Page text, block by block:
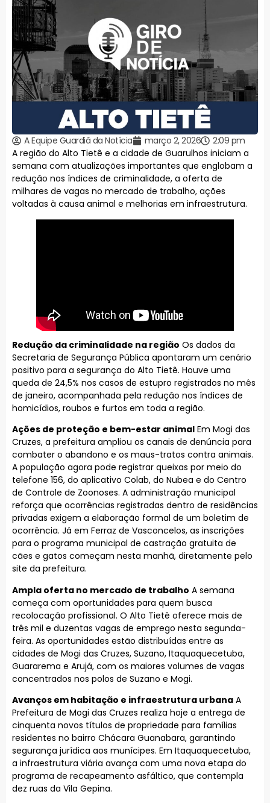
A Equipe Guardiã da Notícia março 2, 2026
2:09 pm
A região do Alto Tietê e a cidade de Guarulhos iniciam a
semana com atualizações importantes que englobam a
redução nos índices de criminalidade, a oferta de
milhares de vagas no mercado de trabalho, ações
voltadas à causa animal e melhorias em infraestrutura.
Redução da criminalidade na região Os dados da
Secretaria de Segurança Pública apontaram um cenário
positivo para a segurança do Alto Tietê. Houve uma
queda de 24,5% nos casos de estupro registrados no mês
de janeiro, acompanhada pela redução nos índices de
homicídios, roubos e furtos em toda a região.
Ações de proteção e bem-estar animal Em Mogi das
Cruzes, a prefeitura ampliou os canais de denúncia para
combater o abandono e os maus-tratos contra animais.
A população agora pode registrar queixas por meio do
telefone 156, do aplicativo Colab, do Nubea e do Centro
de Controle de Zoonoses. A administração municipal
reforça que ocorrências registradas dentro de residências
privadas exigem a elaboração formal de um boletim de
ocorrência. Já em Ferraz de Vasconcelos, as inscrições
para o programa municipal de castração gratuita de
cães e gatos começam nesta manhã, diretamente pelo
site da prefeitura.
Ampla oferta no mercado de trabalho A semana
começa com oportunidades para quem busca
recolocação profissional. O Alto Tietê oferece mais de
três mil e duzentas vagas de emprego nesta segunda-
feira. As oportunidades estão distribuídas entre as
cidades de Mogi das Cruzes, Suzano, Itaquaquecetuba,
Guararema e Arujá, com os maiores volumes de vagas
concentrados nos polos de Suzano e Mogi.
Avanços em habitação e infraestrutura urbana A
Prefeitura de Mogi das Cruzes realiza hoje a entrega de
cinquenta novos títulos de propriedade para famílias
residentes no bairro Chácara Guanabara, garantindo
segurança jurídica aos munícipes. Em Itaquaquecetuba,
a infraestrutura viária avança com uma nova etapa do
programa de recapeamento asfáltico, que contempla
dez ruas da Vila Gepina.